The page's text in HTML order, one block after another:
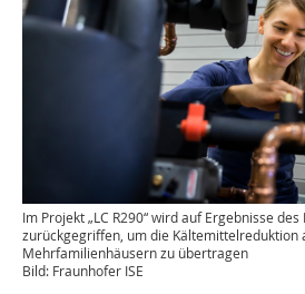
Im Projekt „LC R290“ wird auf Ergebnisse des
zurückgegriffen, um die Kältemittelreduktion
Mehrfamilienhäusern zu übertragen
Bild: Fraunhofer ISE